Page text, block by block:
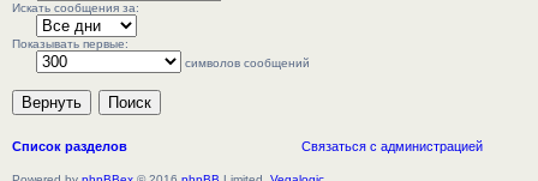
Искать сообщения за:
Показывать первые:
символов сообщений
Список разделов Связаться с администрацией